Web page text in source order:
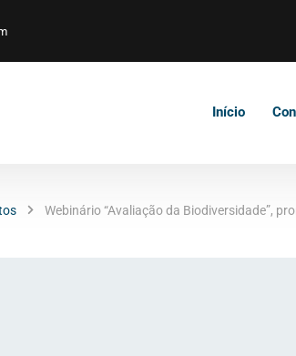
Início
Webinário “Avaliação da Biodiversidade”,